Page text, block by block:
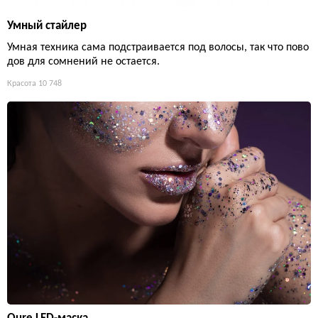
Умный стайлер
Умная техника сама подстраивается под волосы, так что пово
дов для сомнений не остается.
Красота 10 748